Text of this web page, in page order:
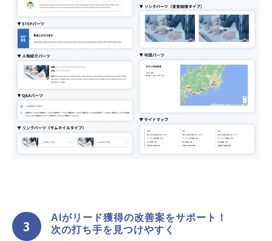
3
AIがリード獲得の改善案をサポート！
次の打ち手を見つけやすく